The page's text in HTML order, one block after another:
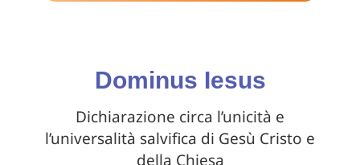
Dominus Iesus
Dichiarazione circa l’unicità e
l’universalità salvifica di Gesù Cristo e
della Chiesa